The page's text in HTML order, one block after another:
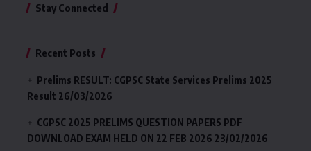
Stay Connected
Recent Posts
Prelims RESULT: CGPSC State Services Prelims 2025
Result 26/03/2026
CGPSC 2025 PRELIMS QUESTION PAPERS PDF
DOWNLOAD EXAM HELD ON 22 FEB 2026 23/02/2026